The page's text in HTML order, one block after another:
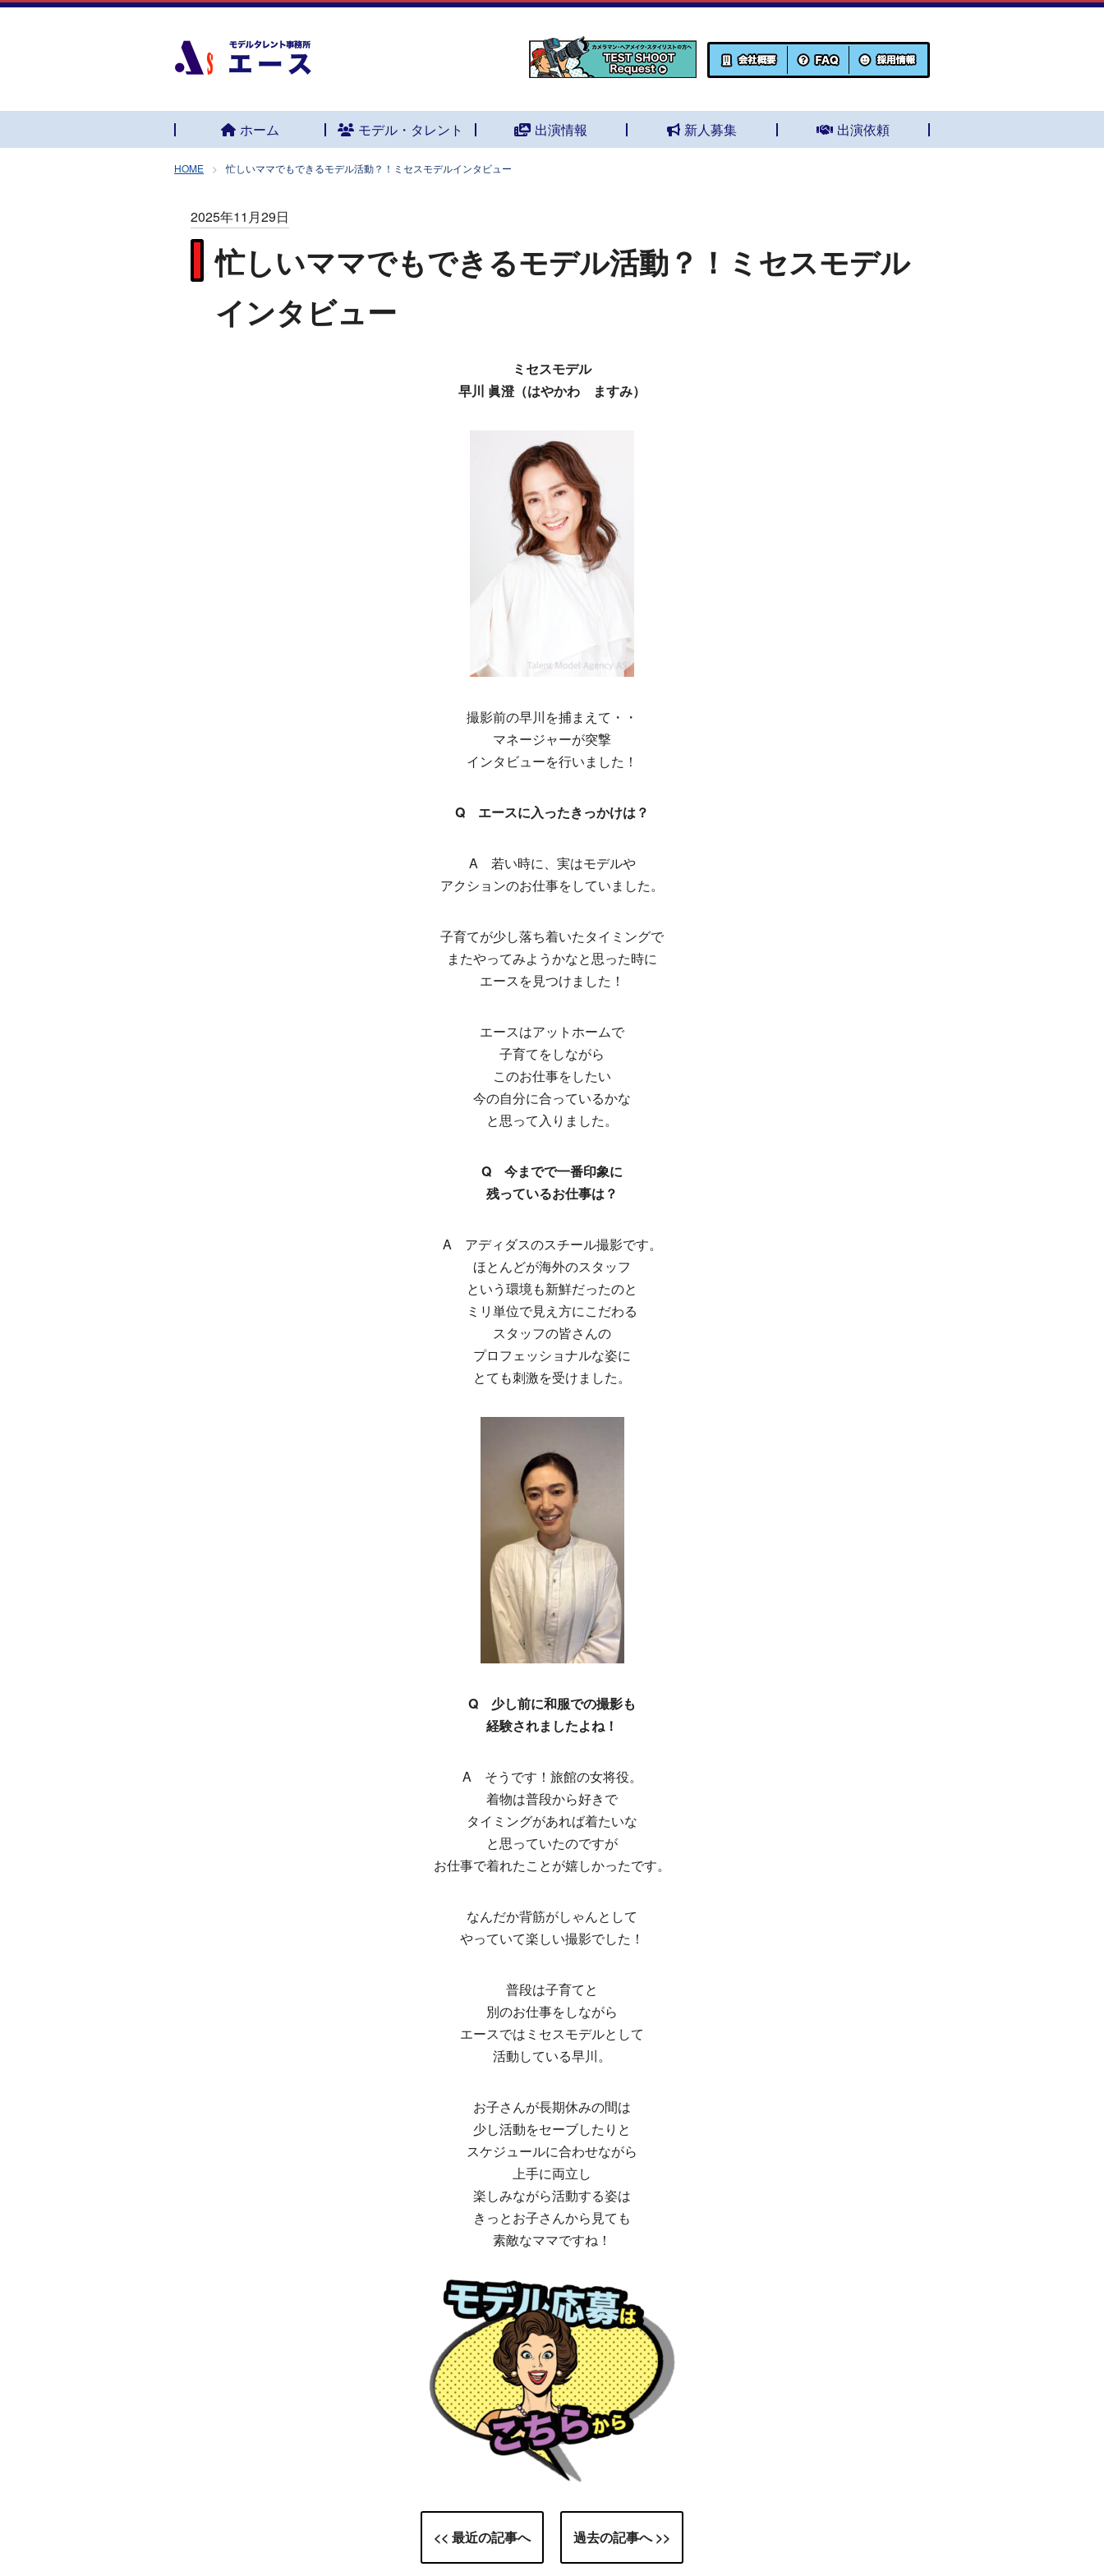
ホーム モデル・タレント 出演情報 新人募集 出演依頼
HOME 忙しいママでもできるモデル活動？！ミセスモデルインタビュー
2025年11月29日
忙しいママでもできるモデル活動？！ミセスモデル
インタビュー
ミセスモデル
早川 眞澄（はやかわ ますみ）
撮影前の早川を捕まえて・・
マネージャーが突撃
インタビューを行いました！
Q エースに入ったきっかけは？
A 若い時に、実はモデルや
アクションのお仕事をしていました。
子育てが少し落ち着いたタイミングで
またやってみようかなと思った時に
エースを見つけました！
エースはアットホームで
子育てをしながら
このお仕事をしたい
今の自分に合っているかな
と思って入りました。
Q 今までで一番印象に
残っているお仕事は？
A アディダスのスチール撮影です。
ほとんどが海外のスタッフ
という環境も新鮮だったのと
ミリ単位で見え方にこだわる
スタッフの皆さんの
プロフェッショナルな姿に
とても刺激を受けました。
Q 少し前に和服での撮影も
経験されましたよね！
A そうです！旅館の女将役。
着物は普段から好きで
タイミングがあれば着たいな
と思っていたのですが
お仕事で着れたことが嬉しかったです。
なんだか背筋がしゃんとして
やっていて楽しい撮影でした！
普段は子育てと
別のお仕事をしながら
エースではミセスモデルとして
活動している早川。
お子さんが長期休みの間は
少し活動をセーブしたりと
スケジュールに合わせながら
上手に両立し
楽しみながら活動する姿は
きっとお子さんから見ても
素敵なママですね！
<< 最近の記事へ 過去の記事へ >>